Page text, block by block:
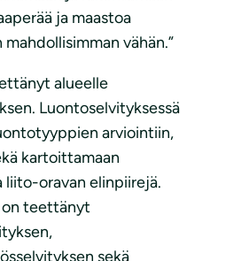
ja maastoa
vähän.”
alueelle
Luontoselvityksessä
arviointiin,
kartoittamaan
liito-oravan elinpiirejä.
on teettänyt
sekä